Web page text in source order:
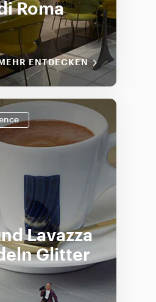
Roma
MEHR ENTDECKEN
Lavazza
Glitter